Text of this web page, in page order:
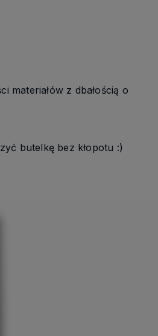
z dbałością o
butelkę bez kłopotu :)